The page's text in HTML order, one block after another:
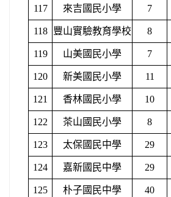
117 來吉國民小學 7
118 豐山實驗教育學校 8
119 山美國民小學 7
120 新美國民小學 11
121 香林國民小學 10
122 茶山國民小學 8
123 太保國民中學 29
124 嘉新國民中學 29
125 朴子國民中學 40